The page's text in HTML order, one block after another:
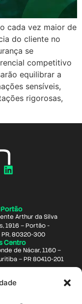
cada vez maior de
do cliente no
se
competitivo
equilibrar a
sensíveis,
rigorosas,
Arthur da Silva
1916 – Portão -
80320-300
Centro
de Nácar, 1160 –
– PR 80410-201
80230-080